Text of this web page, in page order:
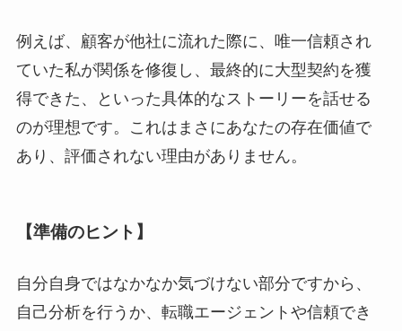
例えば、顧客が他社に流れた際に、唯一信頼され
ていた私が関係を修復し、最終的に大型契約を獲
得できた、といった具体的なストーリーを話せる
のが理想です。これはまさにあなたの存在価値で
あり、評価されない理由がありません。
【準備のヒント】
自分自身ではなかなか気づけない部分ですから、
自己分析を行うか、転職エージェントや信頼でき